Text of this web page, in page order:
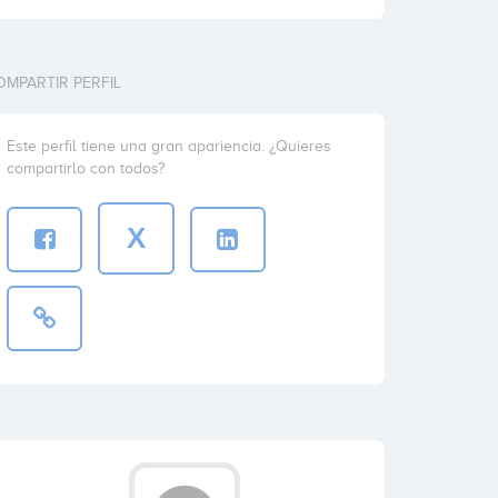
PERFIL
Este perfil tiene una gran apariencia. ¿Quieres
compartirlo con todos?
X